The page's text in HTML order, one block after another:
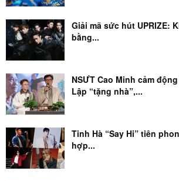
Giải mã sức hút UPRIZE:
bằng...
NSƯT Cao Minh cảm
Lập “tặng nhà”,...
Tinh Hà “Say Hi” tiên
hợp...